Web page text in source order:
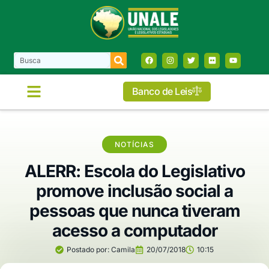
Banco de Leis
NOTÍCIAS
ALERR: Escola do Legislativo
promove inclusão social a
pessoas que nunca tiveram
acesso a computador
Postado por: Camila 20/07/2018 10:15